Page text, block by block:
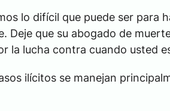
lo difícil que puede ser para
Deje que su abogado de
la lucha contra cuando usted
ilícitos se manejan